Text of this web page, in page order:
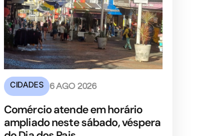
CIDADES 6 AGO 2026
Comércio atende em horário
ampliado neste sábado, véspera